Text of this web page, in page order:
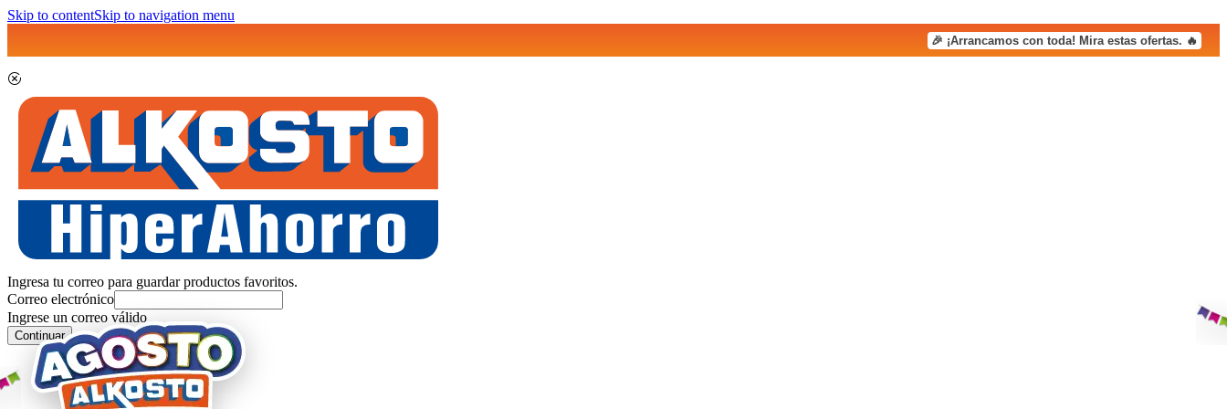
Skip to contentSkip to navigation menu
🎉 ¡Arrancamos con toda! Mira estas ofertas. 🔥
Ingresa tu correo para guardar productos favoritos.
Correo electrónico
Ingrese un correo válido
Continuar